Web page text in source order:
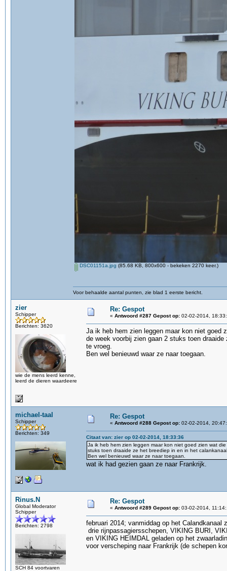
DSC01151a.jpg (85.68 KB, 800x600 - bekeken 2270 keer.)
Voor behaalde aantal punten, zie blad 1 eerste bericht.
zier
Schipper
Berichten: 3620
wie de mens leerd kenne,
leerd de dieren waardeere
Re: Gespot
« Antwoord #287 Gepost op: 02-02-2014,
Ja ik heb hem zien leggen maar kon niet goed
de week voorbij zien gaan 2 stuks toen
te vroeg.
Ben wel benieuwd waar ze naar toegaan.
michael-taal
Schipper
Berichten: 349
Re: Gespot
« Antwoord #288 Gepost op: 02-02-2014,
Citaat van: zier op 02-02-2014, 18:33:36
Ja ik heb hem zien leggen maar kon niet goed zien wat
stuks toen draaide ze het breediep in en in het
Ben wel benieuwd waar ze naar toegaan.
wat ik had gezien gaan ze naar Frankrijk.
Rinus.N
Global Moderator
Schipper
Berichten: 2798
SCH 84 voortvaren
Re: Gespot
« Antwoord #289 Gepost op: 03-02-2014,
februari 2014; vanmiddag op het Calandkanaal
drie rijnpassagiersschepen, VIKING BURI,
en VIKING HEIMDAL geladen op het
voor verscheping naar Frankrijk (de schepen